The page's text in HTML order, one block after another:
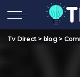
Tv Direct > blog>